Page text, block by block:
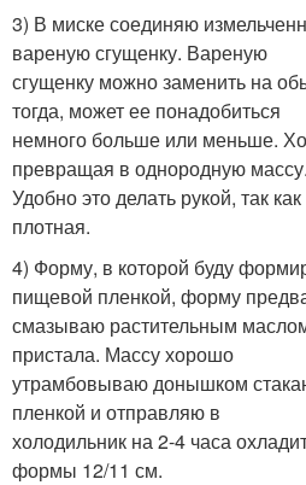
3) В миске соединяю
вареную сгущенку. Вареную
сгущенку можно заменить на
тогда, может ее понадобиться
немного больше или меньше.
превращая в однородную массу.
Удобно это делать рукой, так
плотная.
4) Форму, в которой буду
пищевой пленкой, форму
смазываю растительным
пристала. Массу хорошо
утрамбовываю донышком
пленкой и отправляю в
холодильник на 2-4 часа
формы 12/11 см.